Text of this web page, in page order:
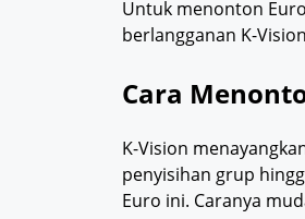
Untuk menonton
berlangganan K-
Cara
K-Vision
penyisihan grup
Euro ini. Caranya